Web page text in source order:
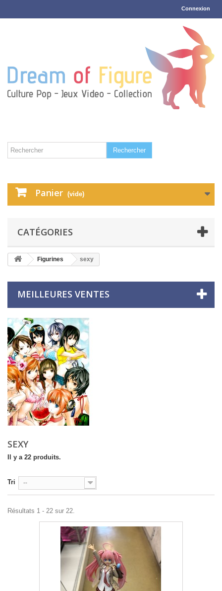
Connexion
Rechercher
Panier (vide)
CATÉGORIES
Figurines sexy
MEILLEURES VENTES
SEXY
Il y a 22 produits.
Tri --
Résultats 1 - 22 sur 22.